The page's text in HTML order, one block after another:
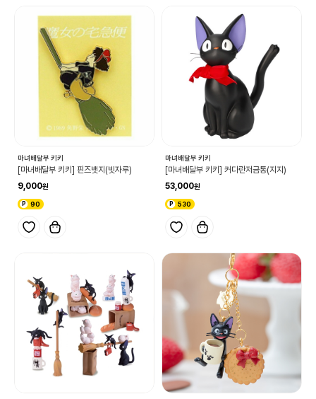
마녀배달부 키키
[마녀배달부 키키] 핀즈뱃지(빗자루)
9,000
90
마녀배달부 키키
[마녀배달부 키키] 커다란저금통(지지)
53,000
530